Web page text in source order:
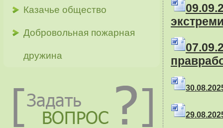
Казачье общество
Добровольная пожарная
дружина